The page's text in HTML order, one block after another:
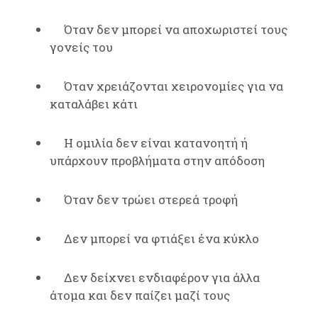
Όταν δεν μπορεί να αποχωριστεί τους
γονείς του
Όταν χρειάζονται χειρονομίες για να
καταλάβει κάτι
Η ομιλία δεν είναι κατανοητή ή
υπάρχουν προβλήματα στην απόδοση
Όταν δεν τρώει στερεά τροφή
Δεν μπορεί να φτιάξει ένα κύκλο
Δεν δείχνει ενδιαφέρον για άλλα
άτομα και δεν παίζει μαζί τους